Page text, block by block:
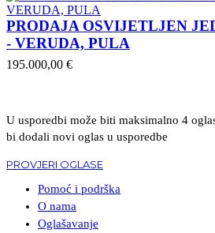
PRODAJA OSVIJETLJEN
- VERUDA, PULA
195.000,00 €
U usporedbi može biti maksimalno 4
bi dodali novi oglas u usporedbe
PROVJERI OGLASE
Pomoć i podrška
O nama
Oglašavanje